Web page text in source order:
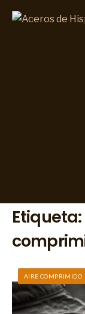
Etiqueta:
AIRE COMPRIMIDO